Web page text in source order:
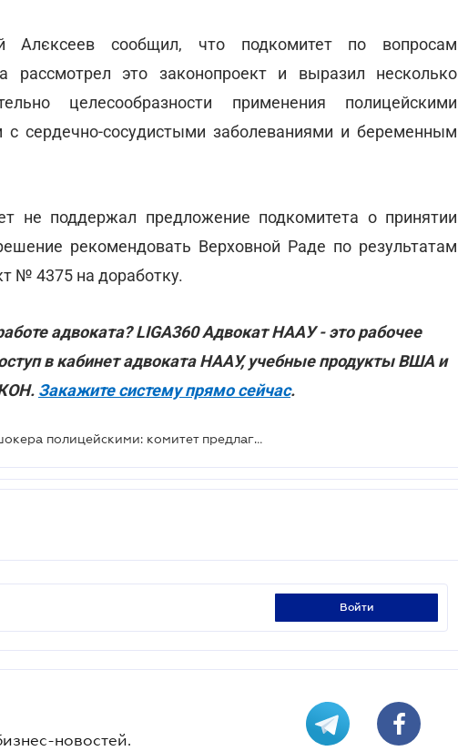
Алєксеев сообщил, что подкомитет по вопросам
рассмотрел это законопроект и выразил несколько
целесообразности применения полицейскими
сердечно-сосудистыми заболеваниями и беременным
не поддержал предложение подкомитета о принятии
рекомендовать Верховной Раде по результатам
№ 4375 на доработку.
адвоката? LIGA360 Адвокат НААУ - это рабочее
в кабинет адвоката НААУ, учебные продукты ВША и
Закажите систему прямо сейчас.
Использование электрошокера полицейскими: комитет предлагает доработать законопроект
войти
новостей.